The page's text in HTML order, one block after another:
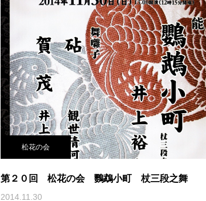
松花の会
第２０回 松花の会 鸚鵡小町 杖三段之舞
2014.11.30